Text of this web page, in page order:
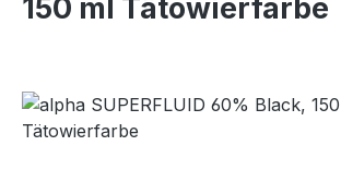
150 ml Tätowierfarbe
Bildergalerie überspringen